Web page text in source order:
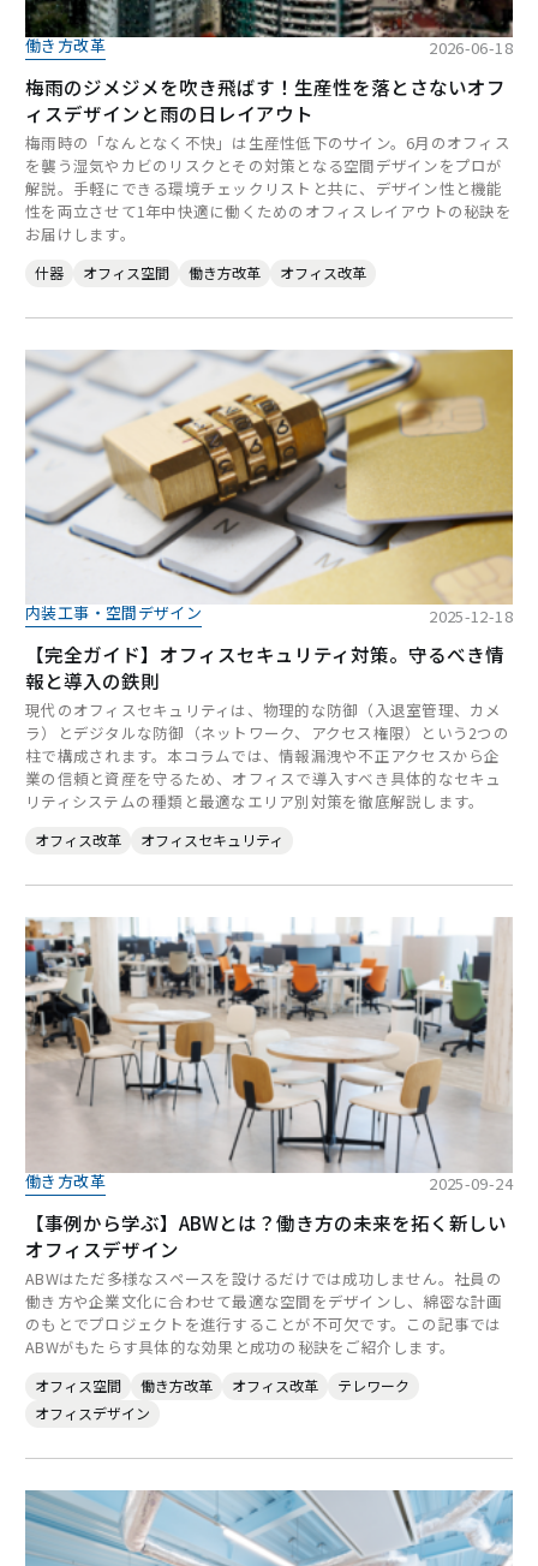
働き方改革 2026-06-18
梅雨のジメジメを吹き飛ばす！生産性を落とさないオフ
ィスデザインと雨の日レイアウト
梅雨時の「なんとなく不快」は生産性低下のサイン。6月のオフィス
を襲う湿気やカビのリスクとその対策となる空間デザインをプロが
解説。手軽にできる環境チェックリストと共に、デザイン性と機能
性を両立させて1年中快適に働くためのオフィスレイアウトの秘訣を
お届けします。
什器 オフィス空間 働き方改革 オフィス改革
内装工事・空間デザイン 2025-12-18
【完全ガイド】オフィスセキュリティ対策。守るべき情
報と導入の鉄則
現代のオフィスセキュリティは、物理的な防御（入退室管理、カメ
ラ）とデジタルな防御（ネットワーク、アクセス権限）という2つの
柱で構成されます。本コラムでは、情報漏洩や不正アクセスから企
業の信頼と資産を守るため、オフィスで導入すべき具体的なセキュ
リティシステムの種類と最適なエリア別対策を徹底解説します。
オフィス改革 オフィスセキュリティ
働き方改革 2025-09-24
【事例から学ぶ】ABWとは？働き方の未来を拓く新しい
オフィスデザイン
ABWはただ多様なスペースを設けるだけでは成功しません。社員の
働き方や企業文化に合わせて最適な空間をデザインし、綿密な計画
のもとでプロジェクトを進行することが不可欠です。この記事では
ABWがもたらす具体的な効果と成功の秘訣をご紹介します。
オフィス空間 働き方改革 オフィス改革
テレワーク
オフィスデザイン